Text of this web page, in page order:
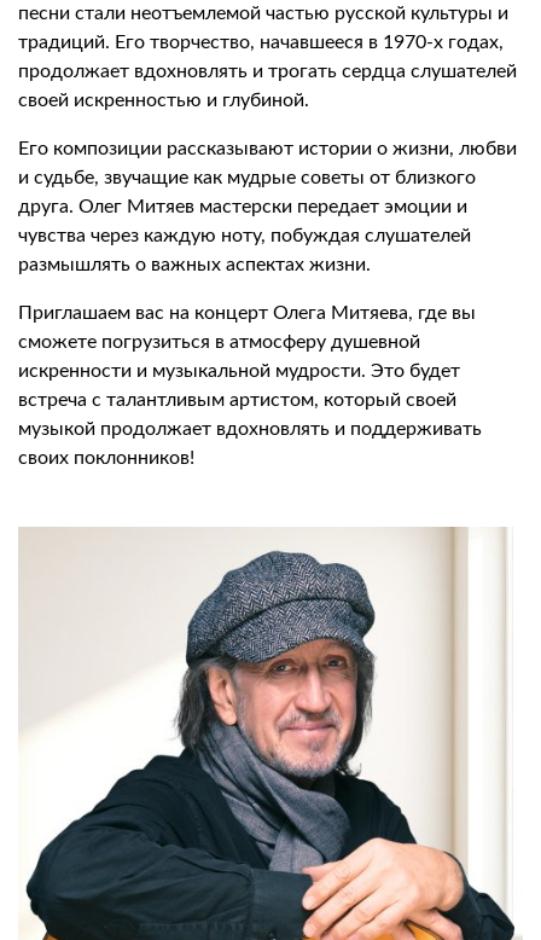
песни стали неотъемлемой частью русской культуры и
традиций. Его творчество, начавшееся в 1970-х годах,
продолжает вдохновлять и трогать сердца слушателей
своей искренностью и глубиной.
Его композиции рассказывают истории о жизни, любви
и судьбе, звучащие как мудрые советы от близкого
друга. Олег Митяев мастерски передает эмоции и
чувства через каждую ноту, побуждая слушателей
размышлять о важных аспектах жизни.
Приглашаем вас на концерт Олега Митяева, где вы
сможете погрузиться в атмосферу душевной
искренности и музыкальной мудрости. Это будет
встреча с талантливым артистом, который своей
музыкой продолжает вдохновлять и поддерживать
своих поклонников!